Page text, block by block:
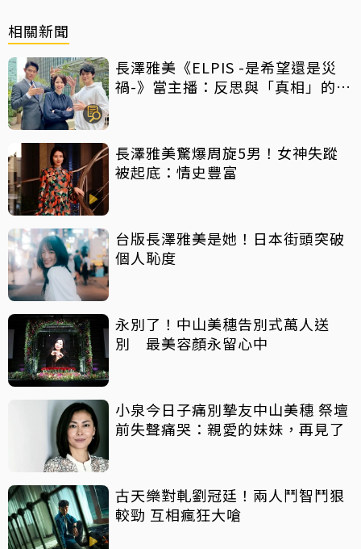
相關新聞
長澤雅美《ELPIS -是希望還是災
禍-》當主播：反思與「真相」的距
長澤雅美驚爆周旋5男！女神失蹤
被起底：情史豐富
台版長澤雅美是她！日本街頭突破
個人恥度
永別了！中山美穗告別式萬人送
別 最美容顏永留心中
小泉今日子痛別摯友中山美穗 祭壇
前失聲痛哭：親愛的妹妹，再見了
古天樂對軋劉冠廷！兩人鬥智鬥狠
較勁 互相瘋狂大嗆